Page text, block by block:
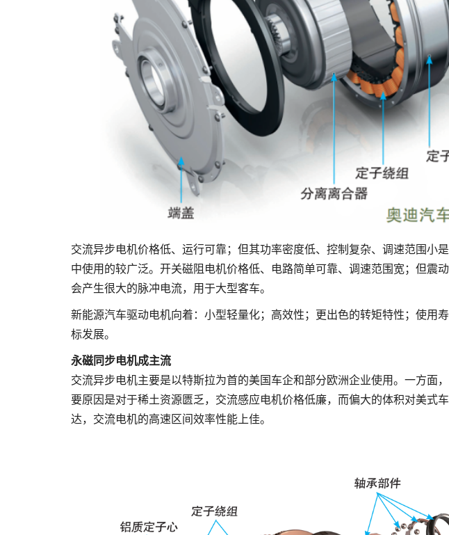
交流异步电机价格低、运行可靠；但其功率密度低、控制复杂、调速范围小
中使用的较广泛。开关磁阻电机价格低、电路简单可靠、调速范围宽；但震
会产生很大的脉冲电流，用于大型客车。
新能源汽车驱动电机向着：小型轻量化；高效性；更出色的转矩特性；使用
标发展。
永磁同步电机成主流
交流异步电机主要是以特斯拉为首的美国车企和部分欧洲企业使用。一方面
要原因是对于稀土资源匮乏，交流感应电机价格低廉，而偏大的体积对美式
达，交流电机的高速区间效率性能上佳。